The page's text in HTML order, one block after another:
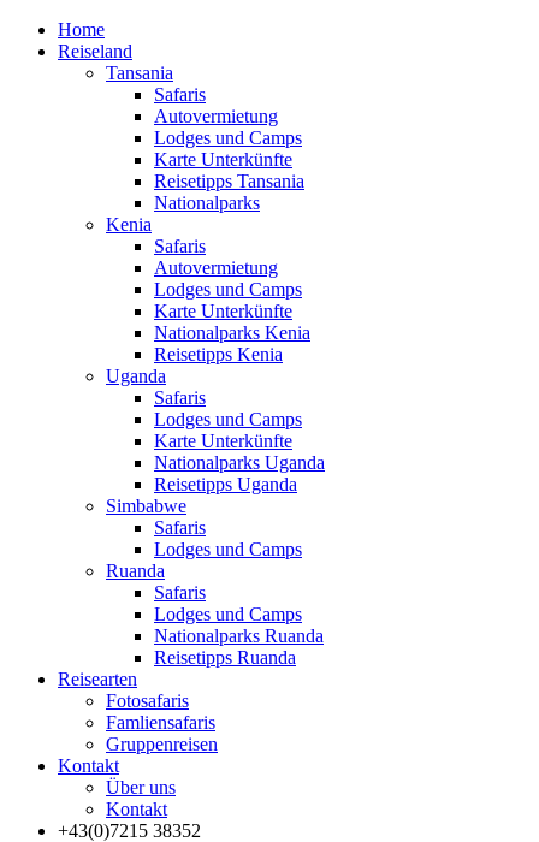
Home
Reiseland
Tansania
Safaris
Autovermietung
Lodges und Camps
Karte Unterkünfte
Reisetipps Tansania
Nationalparks
Kenia
Safaris
Autovermietung
Lodges und Camps
Karte Unterkünfte
Nationalparks Kenia
Reisetipps Kenia
Uganda
Safaris
Lodges und Camps
Karte Unterkünfte
Nationalparks Uganda
Reisetipps Uganda
Simbabwe
Safaris
Lodges und Camps
Ruanda
Safaris
Lodges und Camps
Nationalparks Ruanda
Reisetipps Ruanda
Reisearten
Fotosafaris
Famliensafaris
Gruppenreisen
Kontakt
Über uns
Kontakt
+43(0)7215 38352